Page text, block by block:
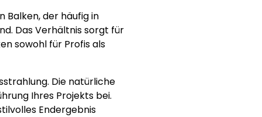
Balken, der häufig in
Das Verhältnis sorgt für
sowohl für Profis als
Die natürliche
Ihres Projekts bei.
Endergebnis